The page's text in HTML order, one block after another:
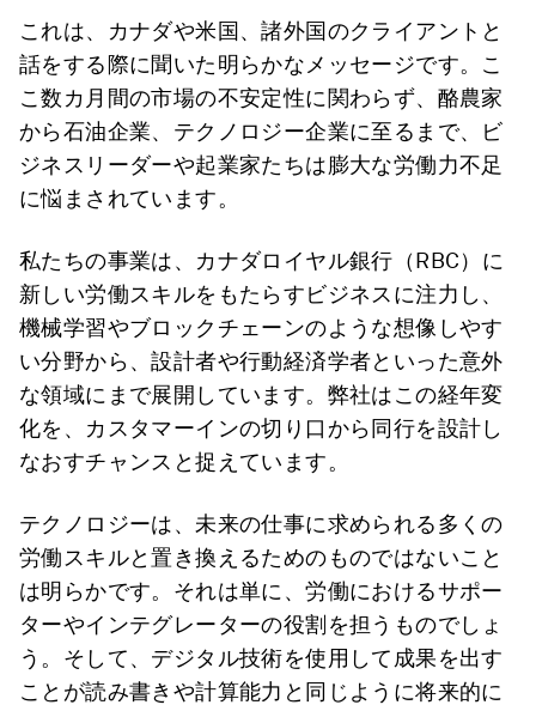
これは、カナダや米国、諸外国のクライアントと
話をする際に聞いた明らかなメッセージです。こ
こ数カ月間の市場の不安定性に関わらず、酪農家
から石油企業、テクノロジー企業に至るまで、ビ
ジネスリーダーや起業家たちは膨大な労働力不足
に悩まされています。
私たちの事業は、カナダロイヤル銀行（RBC）に
新しい労働スキルをもたらすビジネスに注力し、
機械学習やブロックチェーンのような想像しやす
い分野から、設計者や行動経済学者といった意外
な領域にまで展開しています。弊社はこの経年変
化を、カスタマーインの切り口から同行を設計し
なおすチャンスと捉えています。
テクノロジーは、未来の仕事に求められる多くの
労働スキルと置き換えるためのものではないこと
は明らかです。それは単に、労働におけるサポー
ターやインテグレーターの役割を担うものでしょ
う。そして、デジタル技術を使用して成果を出す
ことが読み書きや計算能力と同じように将来的に